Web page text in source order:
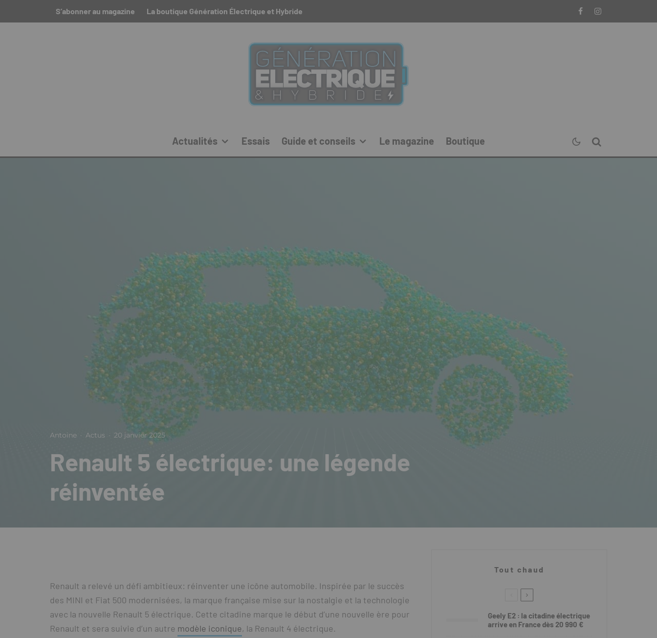
S’abonner au magazine La boutique Génération Électrique et Hybride
Actualités Essais Guide et conseils Le magazine Boutique
Antoine · Actus · 20 janvier 2025
Renault 5 électrique: une légende
réinventée
Renault a relevé un défi ambitieux: réinventer une icône automobile. Inspirée par le succès
des MINI et Fiat 500 modernisées, la marque française mise sur la nostalgie et la technologie
avec la nouvelle Renault 5 électrique. Cette citadine marque le début d’une nouvelle ère pour
Renault et sera suivie d’un autre modèle iconique, la Renault 4 électrique.
Tout chaud
Geely E2 : la citadine électrique
arrive en France dès 20 990 €